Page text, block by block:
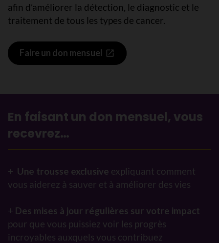
afin d’améliorer la détection, le diagnostic et le
traitement de tous les types de cancer.
Faire un don mensuel
En faisant un don mensuel, vous
recevrez…
+ Une trousse exclusive expliquant comment
vous aiderez à sauver et à améliorer des vies
+ Des mises à jour régulières sur votre impact
pour que vous puissiez voir les progrès
incroyables auxquels vous contribuez